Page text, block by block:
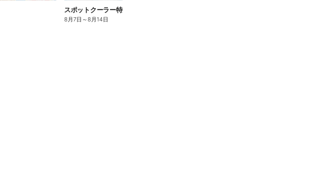
スポットクーラー特集
8月7日 ～8月14日